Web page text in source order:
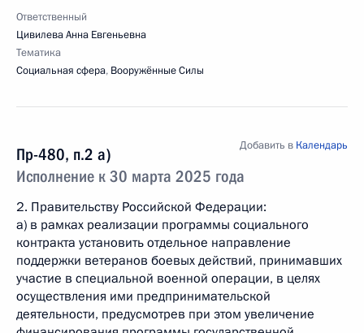
Ответственный
Цивилева Анна Евгеньевна
Тематика
Социальная сфера, Вооружённые Силы
Пр-480, п.2 а)
Исполнение к 30 марта 2025 года
Добавить в Календарь
2. Правительству Российской Федерации:
а) в рамках реализации программы социального
контракта установить отдельное направление
поддержки ветеранов боевых действий, принимавших
участие в специальной военной операции, в целях
осуществления ими предпринимательской
деятельности, предусмотрев при этом увеличение